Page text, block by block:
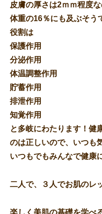
皮膚の厚さは2ｍｍ程度
体重の16％にも及ぶそう
役割は
保護作用
分泌作用
体温調整作用
貯蓄作用
排泄作用
知覚作用
と多岐にわたります！健
のは正しいので、いつも
いつもでもみんなで健康
二人で、３人でお肌のレ
楽しく美肌の基礎を学べ